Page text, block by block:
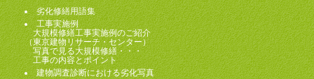
劣化修繕用語集
工事実施例
大規模修繕工事実施例のご紹介
（東京建物リサーチ・センター）
写真で見る大規模修繕・・・
工事の内容とポイント
建物調査診断における劣化写真